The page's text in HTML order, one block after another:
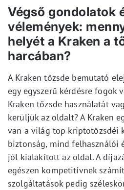
Végső gondolatok
vélemények:
helyét a Kraken a
harcában?
A Kraken tőzsde bemutató
egy egyszerű kérdésre fogok
Kraken tőzsde használatát
kerüljük az oldalt? A Kraken
van a világ top kriptotőzsdéi
biztonság, mind felhasználói
jól kialakított az oldal. A
egészen kompetitívnek
szolgáltatások pedig